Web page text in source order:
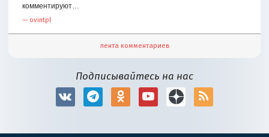
комментируют…
— ovintpl
лента комментариев
Подписывайтесь на нас